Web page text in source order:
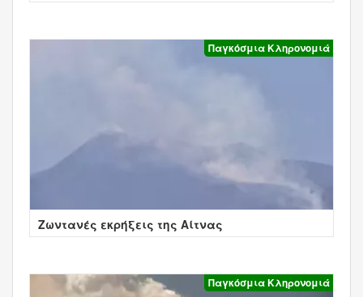
Παγκόσμια Κληρονομιά
Ζωντανές εκρήξεις της Αίτνας
Παγκόσμια Κληρονομιά